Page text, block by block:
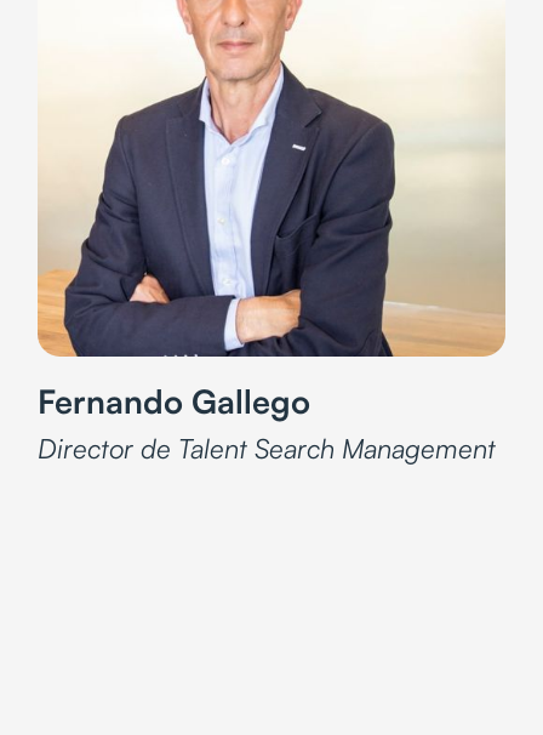
Fernando Gallego
Director de Talent Search Management